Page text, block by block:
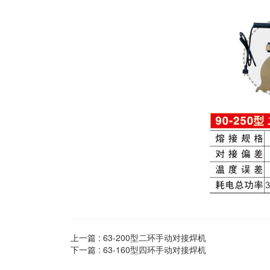
上一篇 : 63-200型二环手动对接焊机
下一篇 : 63-160型四环手动对接焊机